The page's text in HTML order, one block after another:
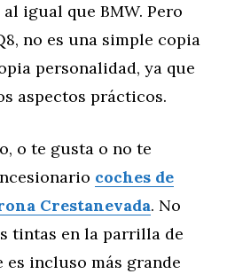
igual que BMW. Pero
no es una simple copia
personalidad, ya que
aspectos prácticos.
o te gusta o no te
coches de
Crestanevada. No
tintas en la parrilla de
es incluso más grande